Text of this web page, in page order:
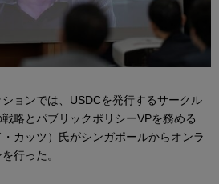
ョンでは、USDCを発行するサークル
略とパブリックポリシーVPを務める
カッツ）氏がシンガポールからオンラ
行った。